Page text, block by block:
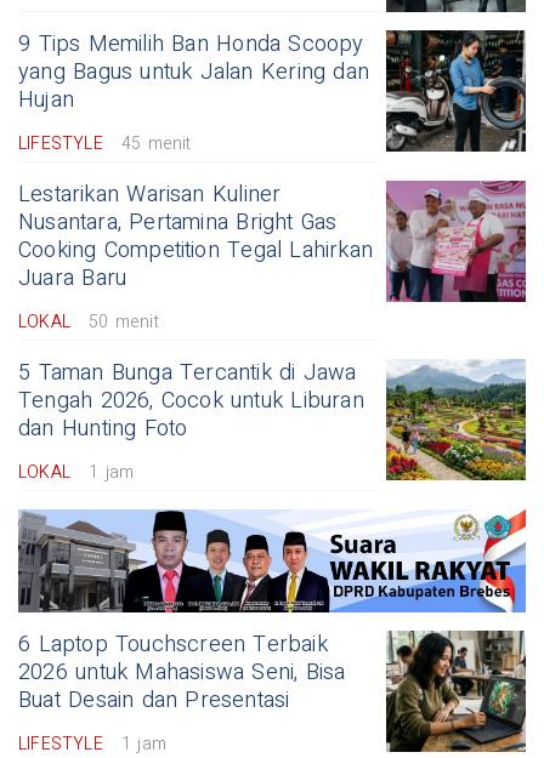
9 Tips Memilih Ban Honda Scoopy
yang Bagus untuk Jalan Kering dan
Hujan
LIFESTYLE 45 menit
Lestarikan Warisan Kuliner
Nusantara, Pertamina Bright Gas
Cooking Competition Tegal Lahirkan
Juara Baru
LOKAL 50 menit
5 Taman Bunga Tercantik di Jawa
Tengah 2026, Cocok untuk Liburan
dan Hunting Foto
LOKAL 1 jam
6 Laptop Touchscreen Terbaik
2026 untuk Mahasiswa Seni, Bisa
Buat Desain dan Presentasi
LIFESTYLE 1 jam